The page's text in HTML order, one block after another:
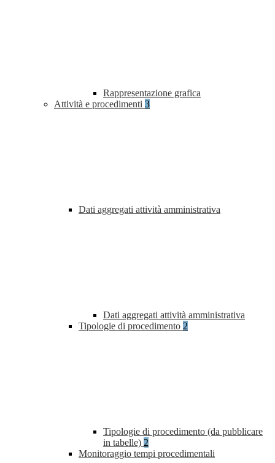
Rappresentazione grafica
Attività e procedimenti 3
Dati aggregati attività amministrativa
Dati aggregati attività amministrativa
Tipologie di procedimento 2
Tipologie di procedimento (da pubblicare
in tabelle) 2
Monitoraggio tempi procedimentali